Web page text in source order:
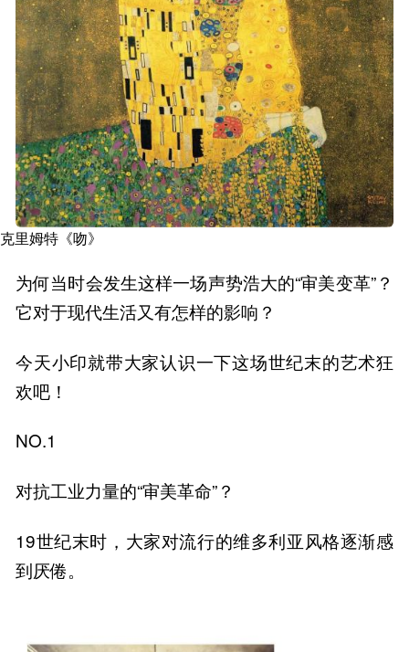
克里姆特《吻》
为何当时会发生这样一场声势浩大的“审美变革”？
它对于现代生活又有怎样的影响？
今天小印就带大家认识一下这场世纪末的艺术狂
欢吧！
NO.1
对抗工业力量的“审美革命”？
19世纪末时，大家对流行的维多利亚风格逐渐感
到厌倦。